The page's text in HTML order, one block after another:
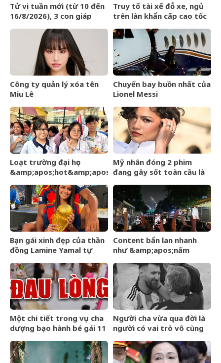
Tử vi tuần mới (từ 10 đến
16/8/2026), 3 con giáp
vàng dư dả
Truy tố tài xế đỗ xe, ngủ
trên làn khẩn cấp cao tốc
Công ty quản lý xóa tên
Miu Lê
Chuyến bay buồn nhất của
Lionel Messi
Loạt trường đại học
&amp;apos;hot&amp;apos;
nay, thí sinh hồi hộp chờ
kết quả
Mỹ nhân đóng 2 phim
đang gây sốt toàn cầu là
&amp;apos;Người
Nhện&amp;apos;
Bạn gái xinh đẹp của thần
đồng Lamine Yamal tự
khoẻ đáng lo
Content bẩn lan nhanh
như &amp;apos;nấm
nhiệm của người dùng
mạng?
Một chi tiết trong vụ cha
dượng bạo hành bé gái 11
xót xa: Đây có lẽ là điều
khiến con đau lòng nhất
Người cha vừa qua đời là
người có vai trò vô cùng
đại của Messi